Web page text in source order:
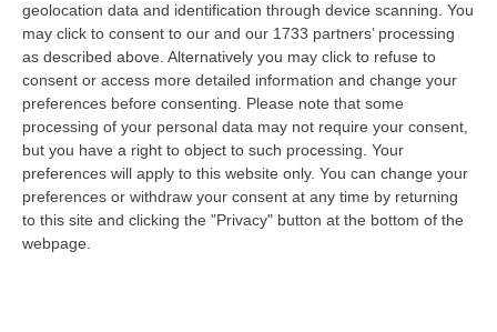
geolocation data and identification through device scanning. You
may click to consent to our and our 1733 partners’ processing
as described above. Alternatively you may click to refuse to
consent or access more detailed information and change your
preferences before consenting.
Please note that some
processing of your personal data may not require your consent,
but you have a right to object to such processing. Your
preferences will apply to this website only. You can change your
preferences or withdraw your consent at any time by returning
to this site and clicking the "Privacy" button at the bottom of the
webpage.
COSENZASi è chiusa la fase dibattimentale
del procedimento scaturito dall’inchiesta
denominata “ Overture “, legata a presunte
estorsioni, danneggiamenti, intimidazioni e
reati commessi a Cosenza e nei comuni
dell’hinterland. La mala cosentina – secondo
gli investigatori – avrebbe messo le mani sui